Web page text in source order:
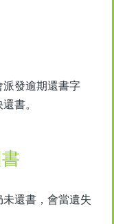
發逾期還書字
書。
還書，會當遺失